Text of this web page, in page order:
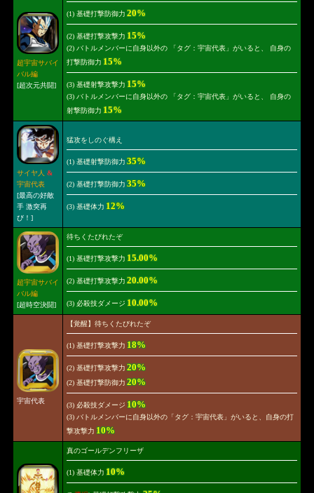
超宇宙サバイ
バル編
[超次元共闘]
(1) 基礎打撃防御力 20%
(2) 基礎打撃攻撃力 15%
(2) バトルメンバーに自身以外の 「タグ：宇宙代表」がいると、 自身の
打撃防御力 15%
(3) 基礎射撃攻撃力 15%
(3) バトルメンバーに自身以外の 「タグ：宇宙代表」がいると、 自身の
射撃防御力 15%
サイヤ人 &
宇宙代表
[最高の好敵
手 激突再
び！]
猛攻をしのぐ構え
(1) 基礎射撃防御力 35%
(2) 基礎打撃防御力 35%
(3) 基礎体力 12%
超宇宙サバイ
バル編
[超時空決闘]
待ちくたびれたぞ
(1) 基礎打撃攻撃力 15.00%
(2) 基礎打撃攻撃力 20.00%
(3) 必殺技ダメージ 10.00%
宇宙代表
【覚醒】待ちくたびれたぞ
(1) 基礎打撃攻撃力 18%
(2) 基礎打撃攻撃力 20%
(2) 基礎打撃防御力 20%
(3) 必殺技ダメージ 10%
(3) バトルメンバーに自身以外の「タグ：宇宙代表」がいると、自身の打
撃攻撃力 10%
真のゴールデンフリーザ
(1) 基礎体力 10%